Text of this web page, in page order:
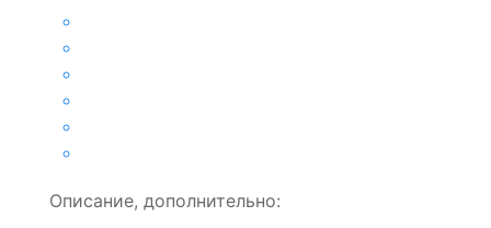
Описание, дополнительно: